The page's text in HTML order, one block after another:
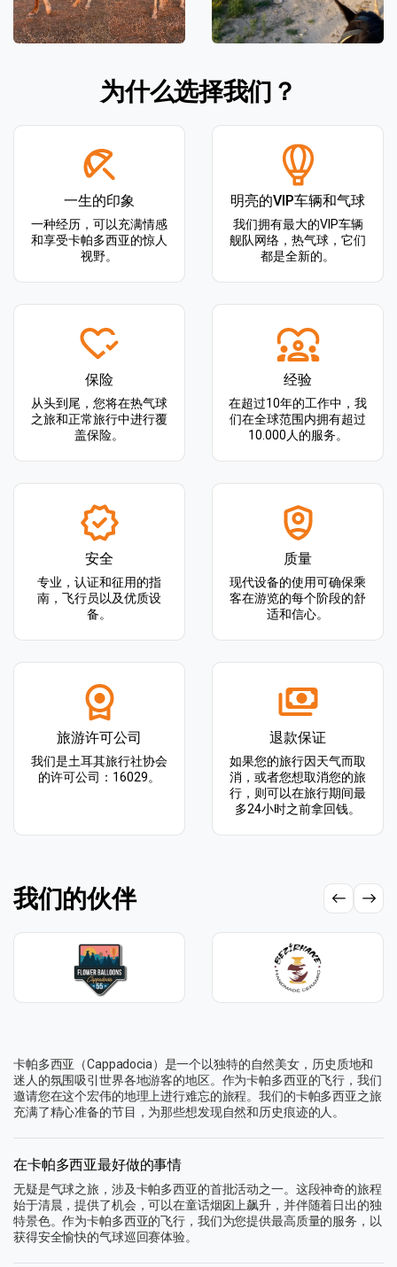
为什么选择我们？
一生的印象
一种经历，可以充满情感
和享受卡帕多西亚的惊人
视野。
明亮的VIP车辆和气球
我们拥有最大的VIP车辆
舰队网络，热气球，它们
都是全新的。
保险
从头到尾，您将在热气球
之旅和正常旅行中进行覆
盖保险。
经验
在超过10年的工作中，我
们在全球范围内拥有超过
10.000人的服务。
安全
专业，认证和征用的指
南，飞行员以及优质设
备。
质量
现代设备的使用可确保乘
客在游览的每个阶段的舒
适和信心。
旅游许可公司
我们是土耳其旅行社协会
的许可公司：16029。
退款保证
如果您的旅行因天气而取
消，或者您想取消您的旅
行，则可以在旅行期间最
多24小时之前拿回钱。
我们的伙伴
卡帕多西亚（Cappadocia）是一个以独特的自然美女，历史质地和
迷人的氛围吸引世界各地游客的地区。作为卡帕多西亚的飞行，我们
邀请您在这个宏伟的地理上进行难忘的旅程。我们的卡帕多西亚之旅
充满了精心准备的节目，为那些想发现自然和历史痕迹的人。
在卡帕多西亚最好做的事情
无疑是气球之旅，涉及卡帕多西亚的首批活动之一。这段神奇的旅程
始于清晨，提供了机会，可以在童话烟囱上飙升，并伴随着日出的独
特景色。作为卡帕多西亚的飞行，我们为您提供最高质量的服务，以
获得安全愉快的气球巡回赛体验。